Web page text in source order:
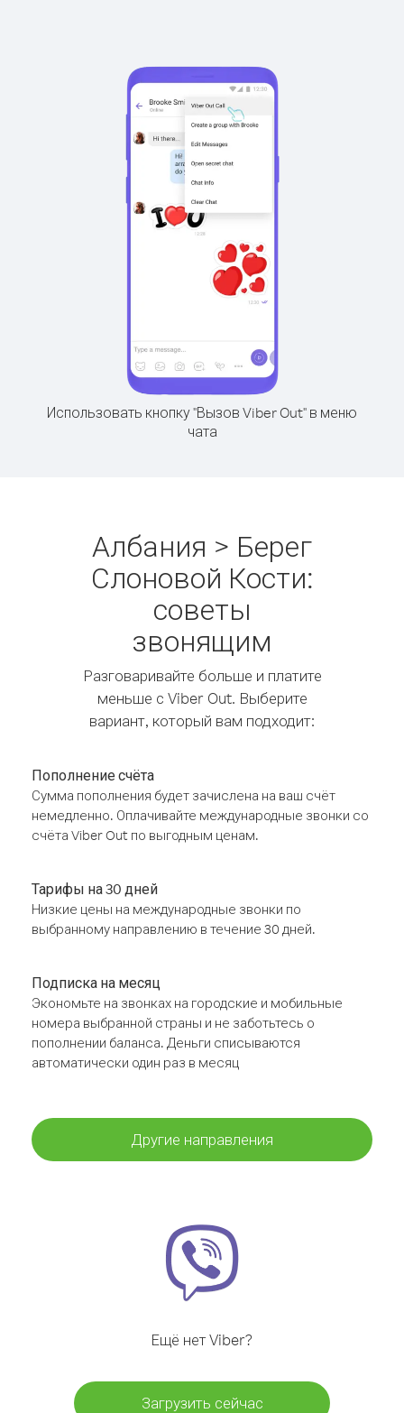
Использовать кнопку "Вызов Viber Out" в меню
чата
Албания > Берег
Слоновой Кости:
советы
звонящим
Разговаривайте больше и платите
меньше с Viber Out. Выберите
вариант, который вам подходит:
Пополнение счёта
Сумма пополнения будет зачислена на ваш счёт
немедленно. Оплачивайте международные звонки со
счёта Viber Out по выгодным ценам.
Тарифы на 30 дней
Низкие цены на международные звонки по
выбранному направлению в течение 30 дней.
Подписка на месяц
Экономьте на звонках на городские и мобильные
номера выбранной страны и не заботьтесь о
пополнении баланса. Деньги списываются
автоматически один раз в месяц
Другие направления
Ещё нет Viber?
Загрузить сейчас